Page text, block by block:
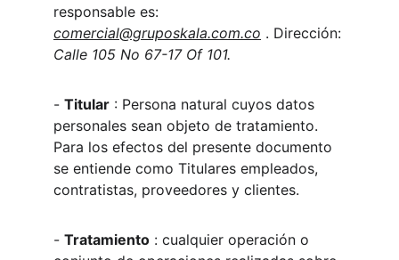
responsable es:
comercial@gruposkala.com.co . Dirección:
Calle 105 No 67-17 Of 101.
- Titular : Persona natural cuyos datos
personales sean objeto de tratamiento.
Para los efectos del presente documento
se entiende como Titulares empleados,
contratistas, proveedores y clientes.
- Tratamiento : cualquier operación o